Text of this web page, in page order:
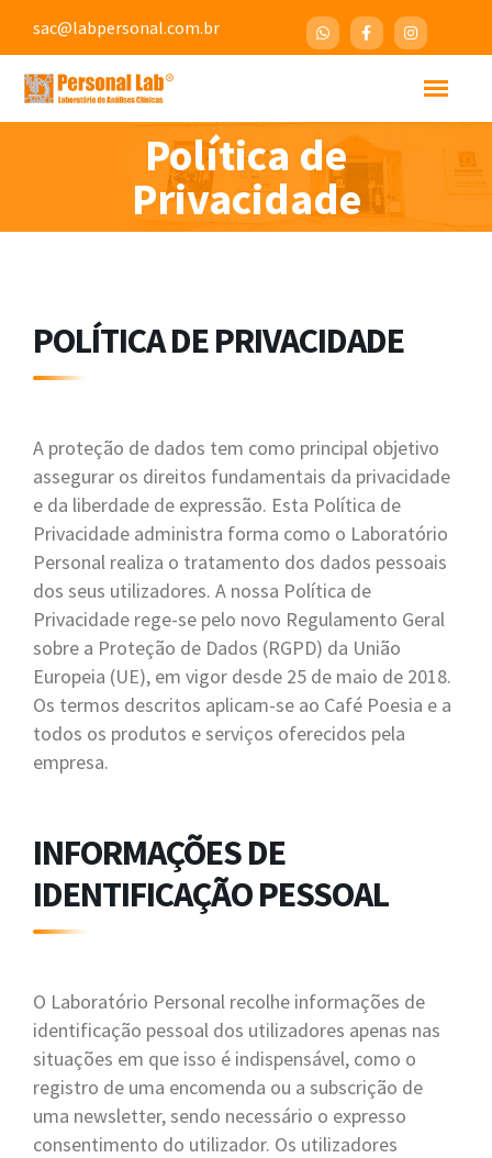
sac@labpersonal.com.br
Política de
Privacidade
POLÍTICA DE PRIVACIDADE
A proteção de dados tem como principal objetivo
assegurar os direitos fundamentais da privacidade
e da liberdade de expressão. Esta Política de
Privacidade administra forma como o Laboratório
Personal realiza o tratamento dos dados pessoais
dos seus utilizadores. A nossa Política de
Privacidade rege-se pelo novo Regulamento Geral
sobre a Proteção de Dados (RGPD) da União
Europeia (UE), em vigor desde 25 de maio de 2018.
Os termos descritos aplicam-se ao Café Poesia e a
todos os produtos e serviços oferecidos pela
empresa.
INFORMAÇÕES DE
IDENTIFICAÇÃO PESSOAL
O Laboratório Personal recolhe informações de
identificação pessoal dos utilizadores apenas nas
situações em que isso é indispensável, como o
registro de uma encomenda ou a subscrição de
uma newsletter, sendo necessário o expresso
consentimento do utilizador. Os utilizadores